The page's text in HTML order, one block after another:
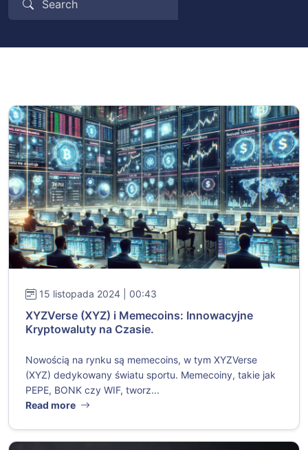
15 listopada 2024 | 00:43
XYZVerse (XYZ) i Memecoins: Innowacyjne
Kryptowaluty na Czasie.
Nowością na rynku są memecoins, w tym XYZVerse
(XYZ) dedykowany światu sportu. Memecoiny, takie jak
PEPE, BONK czy WIF, tworz...
Read more